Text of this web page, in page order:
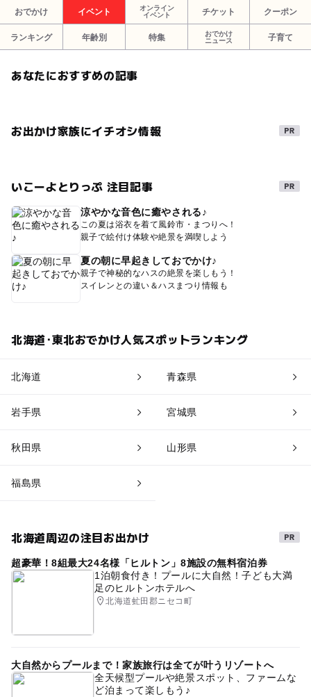
おでかけ イベント
オンライン
イベント
チケット クーポン
ランキング 年齢別 特集
おでかけ
ニュース
子育て
あなたにおすすめの記事
お出かけ家族にイチオシ情報
いこーよとりっぷ 注目記事
涼やかな音色に癒やされる♪
この夏は浴衣を着て風鈴市・まつりへ！
親子で絵付け体験や絶景を満喫しよう
夏の朝に早起きしておでかけ♪
親子で神秘的なハスの絶景を楽しもう！
スイレンとの違い＆ハスまつり情報も
北海道･東北おでかけ人気スポットランキング
北海道 青森県
岩手県 宮城県
秋田県 山形県
福島県
北海道周辺の注目お出かけ
超豪華！8組最大24名様「ヒルトン」8施設の無料宿泊券
1泊朝食付き！プールに大自然！子ども大満
足のヒルトンホテルへ
北海道虻田郡ニセコ町
大自然からプールまで！家族旅行は全てが叶うリゾートへ
全天候型プールや絶景スポット、ファームな
ど泊まって楽しもう♪